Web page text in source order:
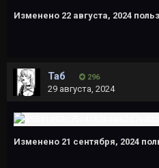
Изменено 22 августа, 2024
Таб 296
29 августа, 2024
Изменено 21 сентября, 2024